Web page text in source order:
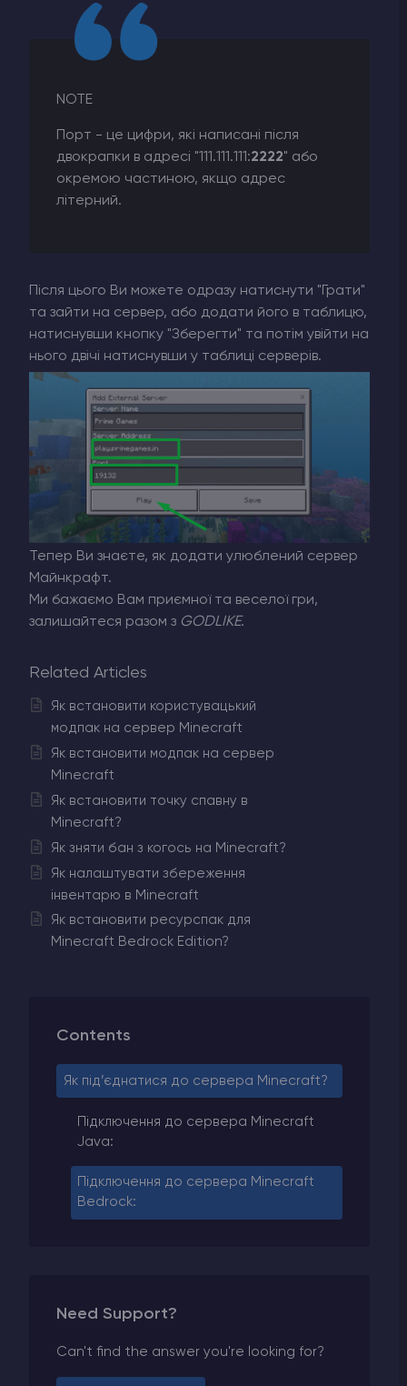
NOTE
Порт - це цифри, які написані після
двокрапки в адресі "111.111.111:2222" або
окремою частиною, якщо адрес
літерний.
Після цього Ви можете одразу натиснути "Грати"
та зайти на сервер, або додати його в таблицю,
натиснувши кнопку "Зберегти" та потім увійти на
нього двічі натиснувши у таблиці серверів.
Тепер Ви знаєте, як додати улюблений сервер
Майнкрафт.
Ми бажаємо Вам приємної та веселої гри,
залишайтеся разом з GODLIKE.
Related Articles
Як встановити користувацький
модпак на сервер Minecraft
Як встановити модпак на сервер
Minecraft
Як встановити точку спавну в
Minecraft?
Як зняти бан з когось на Minecraft?
Як налаштувати збереження
інвентарю в Minecraft
Як встановити ресурспак для
Minecraft Bedrock Edition?
Contents
Як під’єднатися до сервера Minecraft?
Підключення до сервера Minecraft
Java:
Підключення до сервера Minecraft
Bedrock:
Need Support?
Can't find the answer you're looking for?